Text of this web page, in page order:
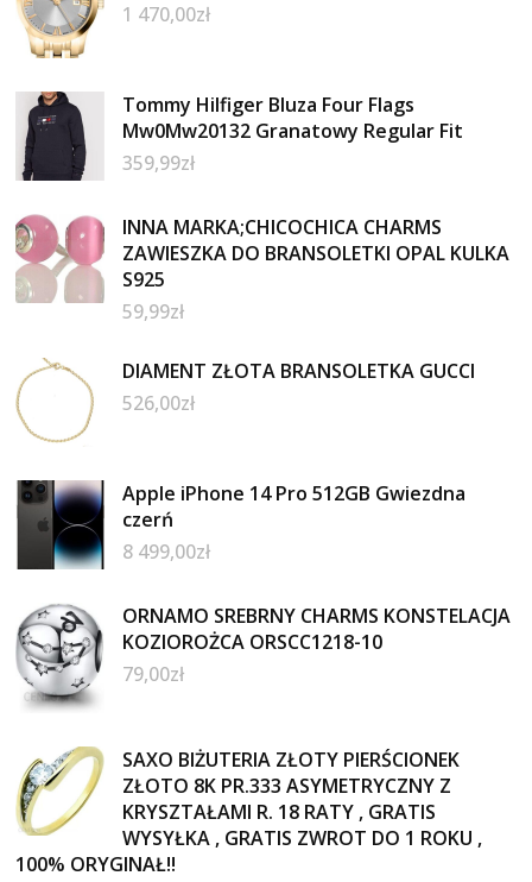
1 470,00zł
Tommy Hilfiger Bluza Four Flags
Mw0Mw20132 Granatowy Regular Fit
359,99zł
INNA MARKA;CHICOCHICA CHARMS
ZAWIESZKA DO BRANSOLETKI OPAL KULKA
S925
59,99zł
DIAMENT ZŁOTA BRANSOLETKA GUCCI
526,00zł
Apple iPhone 14 Pro 512GB Gwiezdna
czerń
8 499,00zł
ORNAMO SREBRNY CHARMS KONSTELACJA
KOZIOROŻCA ORSCC1218-10
79,00zł
SAXO BIŻUTERIA ZŁOTY PIERŚCIONEK
ZŁOTO 8K PR.333 ASYMETRYCZNY Z
KRYSZTAŁAMI R. 18 RATY , GRATIS
WYSYŁKA , GRATIS ZWROT DO 1 ROKU ,
100% ORYGINAŁ!!